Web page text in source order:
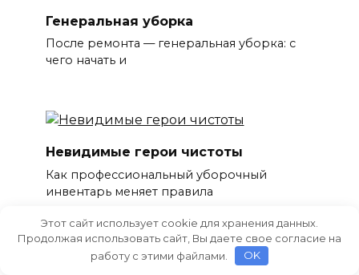
Генеральная уборка
После ремонта — генеральная уборка: с
чего начать и
Невидимые герои чистоты
Как профессиональный уборочный
инвентарь меняет правила
Этот сайт использует cookie для хранения данных.
Продолжая использовать сайт, Вы даете свое согласие на
работу с этими файлами.
OK